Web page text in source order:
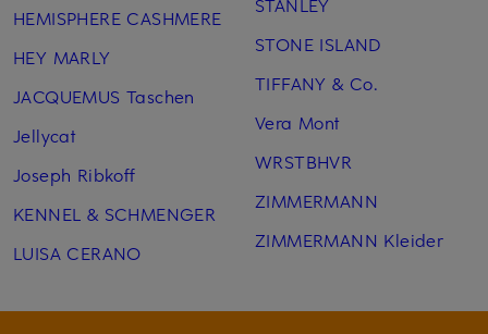
HEMISPHERE CASHMERE
HEY MARLY
JACQUEMUS Taschen
Jellycat
Joseph Ribkoff
KENNEL & SCHMENGER
LUISA CERANO
STONE ISLAND
TIFFANY & Co.
Vera Mont
WRSTBHVR
ZIMMERMANN
ZIMMERMANN Kleider